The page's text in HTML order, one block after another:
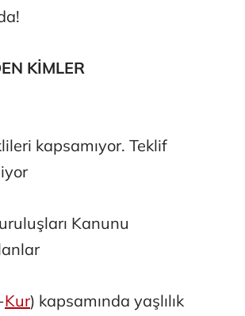
KİMLER
kapsamıyor. Teklif
Kanunu
Kur) kapsamında yaşlılık
Zafer Şahin
Abdullah Karakuş
Mehmet Tez